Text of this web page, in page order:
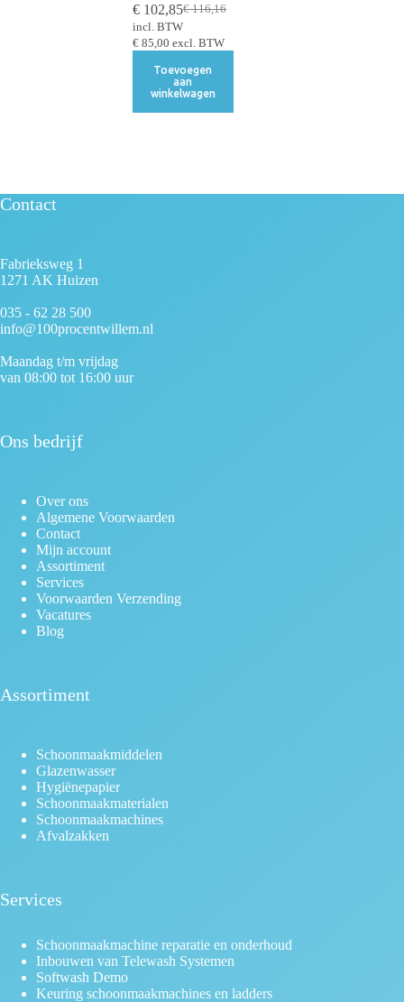
€116,16
€102,85
incl. BTW
€85,00 excl. BTW
Toevoegen
aan
winkelwagen
Contact
Fabrieksweg 1
1271 AK Huizen
035 - 62 28 500
info@100procentwillem.nl
Maandag t/m vrijdag
van 08:00 tot 16:00 uur
Ons bedrijf
Over ons
Algemene Voorwaarden
Contact
Mijn account
Assortiment
Services
Voorwaarden Verzending
Vacatures
Blog
Assortiment
Schoonmaakmiddelen
Glazenwasser
Hygiënepapier
Schoonmaakmaterialen
Schoonmaakmachines
Afvalzakken
Services
Schoonmaakmachine reparatie en onderhoud
Inbouwen van Telewash Systemen
Softwash Demo
Keuring schoonmaakmachines en ladders